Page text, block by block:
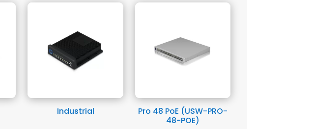
Industrial
Pro 48 PoE (USW-PRO-
48-POE)